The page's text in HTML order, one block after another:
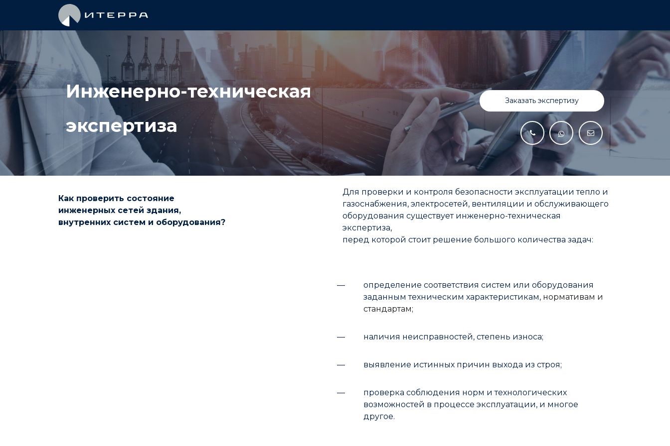
Инженерно-техническая
экспертиза
Заказать экспертизу​​​​​​​​
Как проверить состояние
инженерных сетей здания,
внутренних систем и оборудования?
​Для проверки и контроля безопасности эксплуатации тепло и
газоснабжения, электросетей, вентиляции и обслуживающего
оборудования существует инженерно-техническая
экспертиза,
перед которой стоит решение большого количества задач:
—
определение соответствия систем или оборудования
заданным техническим характеристикам, нормативам и
стандартам;
​​— наличия неисправностей, степень износа;
—​ ​выявление истинных причин выхода из строя;
​—
проверка соблюдения норм и технологических
возможностей в процессе эксплуатации, и многое
другое.